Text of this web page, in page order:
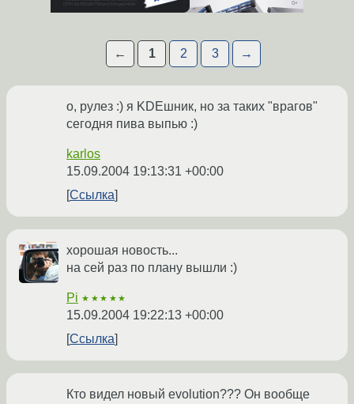
← 1 2 3 →
о, рулез :) я KDEшник, но за таких "врагов"
сегодня пива выпью :)
karlos
15.09.2004 19:13:31 +00:00
Ссылка
хорошая новость...
на сей раз по плану вышли :)
Pi ★★★★★
15.09.2004 19:22:13 +00:00
Ссылка
Кто видел новый evolution??? Он вообще